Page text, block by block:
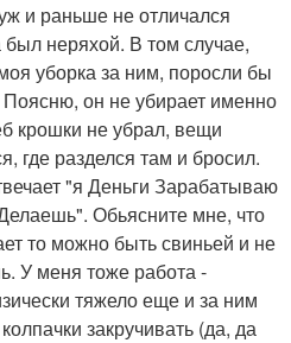
и раньше не отличался
был неряхой. В том случае,
уборка за ним, поросли бы
он не убирает именно
крошки не убрал, вещи
где разделся там и бросил.
"я Деньги Зарабатываю
Обьясните мне, что
то можно быть свиньей и не
У меня тоже работа -
тяжело еще и за ним
закручивать (да, да